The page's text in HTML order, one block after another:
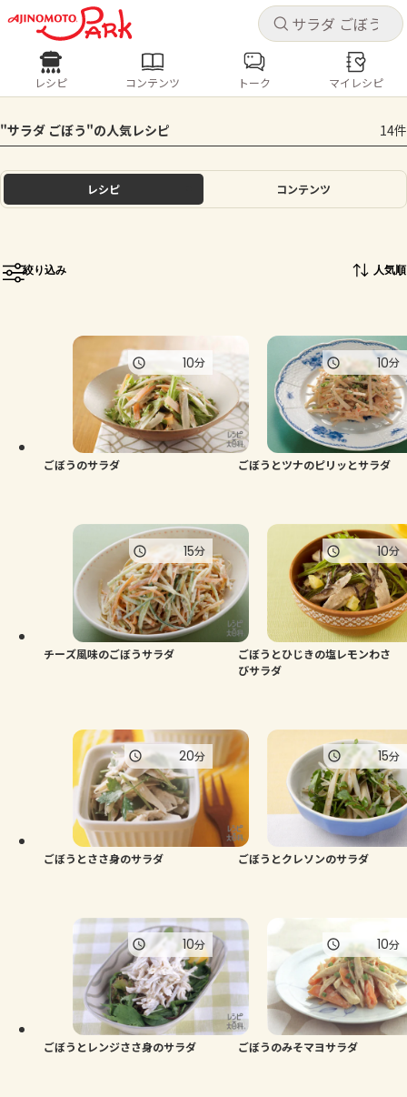
キャ
ログインするとレシピを保存できます
ログイン
ホーム
トーク
よくあるお問い合わせ
お買い物
キャ
レシピ コンテンツ
人気の食材・レシピ
きゅうり なす トマト とうもろこし
ピーマン
レシピ コンテンツ トーク マイレシピ
"サラダ ごぼう"の人気レシピ 14件
レシピ コンテンツ
絞り込み 人気順
ごぼうのサラダ
10分
ごぼうとツナのピリッとサラダ
10分
チーズ風味のごぼうサラダ
15分
ごぼうとひじきの塩レモンわさ
びサラダ
10分
ごぼうとささ身のサラダ
20分
ごぼうとクレソンのサラダ
15分
ごぼうとレンジささ身のサラダ
10分
ごぼうのみそマヨサラダ
10分